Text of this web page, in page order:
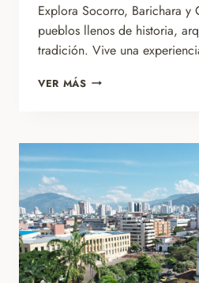
Explora Socorro, Barichara y
pueblos llenos de historia,
tradición. Vive una
VER MÁSPATRIMONIO